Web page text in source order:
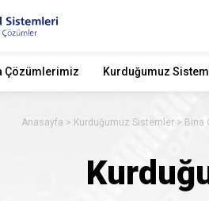
Çözümlerimiz Kurduğumuz
Anasayfa Kurduğumuz Sistemler Bina